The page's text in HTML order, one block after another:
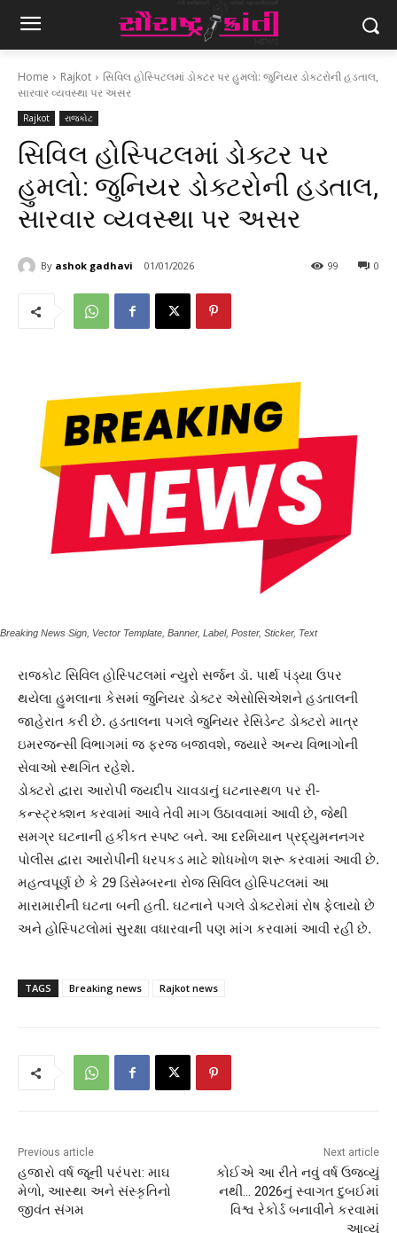
Home Rajkot
સિવિલ હોસ્પિટલમાં ડોક્ટર પર હુમલો: જુનિયર ડોક્ટરોની હડતાલ,
સારવાર વ્યવસ્થા પર અસર
Rajkot રાજકોટ
સિવિલ હોસ્પિટલમાં ડોક્ટર પર
હુમલો: જુનિયર ડોક્ટરોની હડતાલ,
સારવાર વ્યવસ્થા પર અસર
By ashok gadhavi 01/01/2026 0
99
Breaking News Sign, Vector Template, Banner, Label, Poster, Sticker, Text
રાજકોટ સિવિલ હોસ્પિટલમાં ન્યુરો સર્જન ડૉ. પાર્થ પંડ્યા ઉપર
થયેલા હુમલાના કેસમાં જુનિયર ડોક્ટર એસોસિએશને હડતાલની
જાહેરાત કરી છે. હડતાલના પગલે જુનિયર રેસિડેન્ટ ડોક્ટરો માત્ર
ઇમરજન્સી વિભાગમાં જ ફરજ બજાવશે, જ્યારે અન્ય વિભાગોની
સેવાઓ સ્થગિત રહેશે.
ડોક્ટરો દ્વારા આરોપી જયદીપ ચાવડાનું ઘટનાસ્થળ પર રી-
કન્સ્ટ્રક્શન કરવામાં આવે તેવી માગ ઉઠાવવામાં આવી છે, જેથી
સમગ્ર ઘટનાની હકીકત સ્પષ્ટ બને. આ દરમિયાન પ્રદ્યુમનનગર
પોલીસ દ્વારા આરોપીની ધરપકડ માટે શોધખોળ શરૂ કરવામાં આવી છે.
મહત્વપૂર્ણ છે કે 29 ડિસેમ્બરના રોજ સિવિલ હોસ્પિટલમાં આ
મારામારીની ઘટના બની હતી. ઘટનાને પગલે ડોક્ટરોમાં રોષ ફેલાયો છે
અને હોસ્પિટલોમાં સુરક્ષા વધારવાની પણ માંગ કરવામાં આવી રહી છે.
TAGS Breaking news Rajkot news
Previous article
હજારો વર્ષ જૂની પરંપરા: માઘ
મેળો, આસ્થા અને સંસ્કૃતિનો
જીવંત સંગમ
Next article
કોઈએ આ રીતે નવું વર્ષ ઉજવ્યું
નથી… 2026નું સ્વાગત દુબઈમાં
વિશ્વ રેકોર્ડ બનાવીને કરવામાં
આવ્યું